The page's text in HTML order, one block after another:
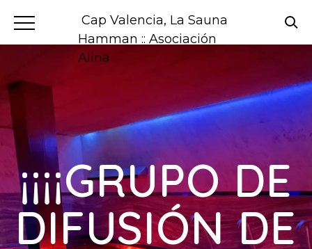
Cap Valencia, La Sauna
Hamman :: Asociación
Alina
¡¡¡¡GRUPO DE
DIFUSIÓN DE